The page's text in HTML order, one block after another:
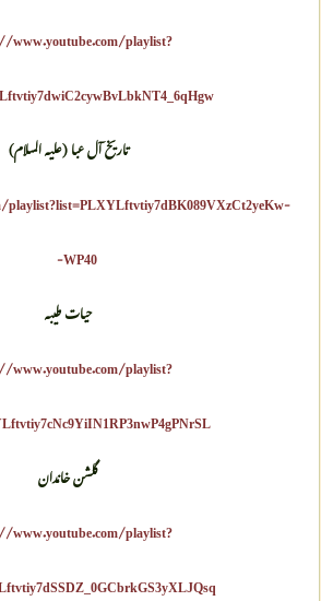
playlist?
تاریخ آل عبا (علیه السلام)
WP40-
حیات طیبه
playlist?
گلشن خاندان
playlist?